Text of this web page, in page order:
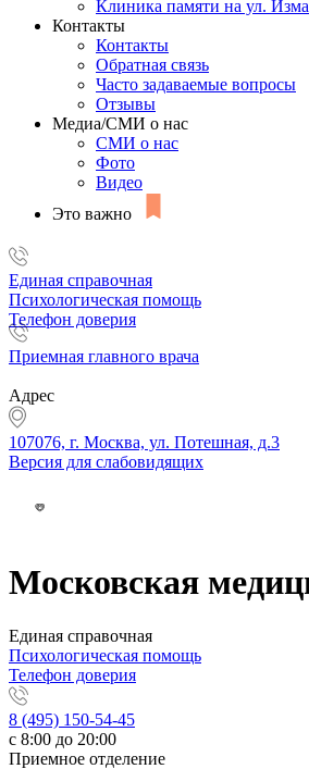
Клиника памяти на ул.
Контакты
Контакты
Обратная связь
Часто задаваемые вопросы
Отзывы
Медиа/СМИ о нас
СМИ о нас
Фото
Видео
Это важно
Единая справочная
Психологическая помощь
Телефон доверия
Приемная главного врача
Адрес
107076, г. Москва, ул. Потешная, д.3
Версия для слабовидящих
Московская
Единая справочная
Психологическая помощь
Телефон доверия
8 (495) 150-54-45
с 8:00 до 20:00
Приемное отделение